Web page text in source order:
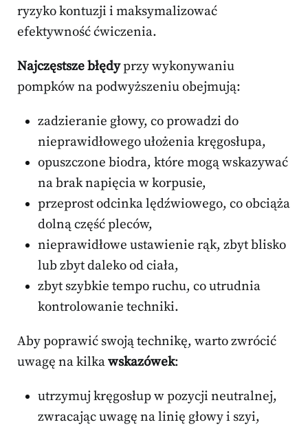
ryzyko kontuzji i maksymalizować
efektywność ćwiczenia.
Najczęstsze błędyprzy wykonywaniu
pompków na podwyższeniu obejmują:
zadzieranie głowy, co prowadzi do
nieprawidłowego ułożenia kręgosłupa,
opuszczone biodra, które mogą wskazywać
na brak napięcia w korpusie,
przeprost odcinka lędźwiowego, co obciąża
dolną część pleców,
nieprawidłowe ustawienie rąk, zbyt blisko
lub zbyt daleko od ciała,
zbyt szybkie tempo ruchu, co utrudnia
kontrolowanie techniki.
Aby poprawić swoją technikę, warto zwrócić
uwagę na kilkawskazówek:
utrzymuj kręgosłup w pozycji neutralnej,
zwracając uwagę na linię głowy i szyi,